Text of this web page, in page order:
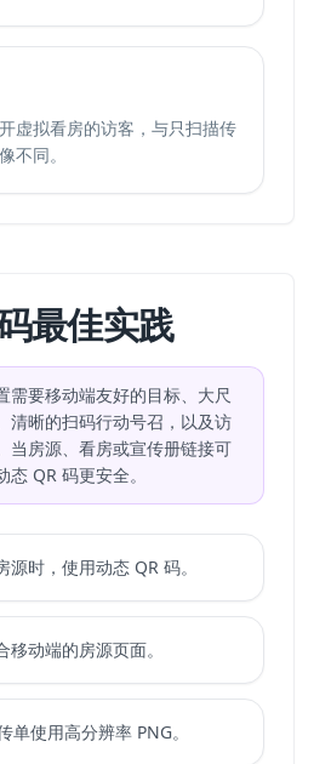
虚拟看房的访客，与只扫描传
不同。
最佳实践
需要移动端友好的目标、大尺
清晰的扫码行动号召，以及访
当房源、看房或宣传册链接可
QR 码更安全。
时，使用动态 QR 码。
动端的房源页面。
单使用高分辨率 PNG。